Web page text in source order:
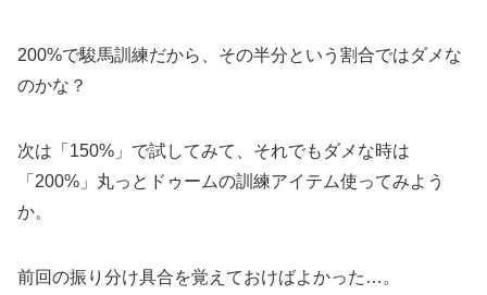
200%で駿馬訓練だから、その半分という割合ではダメな
のかな？
次は「150%」で試してみて、それでもダメな時は
「200%」丸っとドゥームの訓練アイテム使ってみよう
か。
前回の振り分け具合を覚えておけばよかった…。